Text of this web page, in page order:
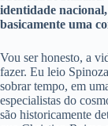
identidade
basicamente uma
Vou ser honesto, a
fazer. Eu leio
sobrar tempo, em
especialistas do
são historicamente